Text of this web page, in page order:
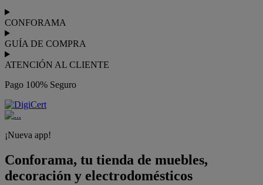
CONFORAMA
GUÍA DE COMPRA
ATENCIÓN AL CLIENTE
Pago 100% Seguro
¡Nueva app!
Conforama, tu tienda de muebles,
decoración y electrodomésticos